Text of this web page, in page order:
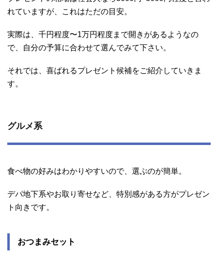
れていますが、これはただの目安。
実際は、千円程度〜1万円程度まで開きがあるようなの
で、自分の予算に合わせて選んでみて下さい。
それでは、喜ばれるプレゼント候補をご紹介していきま
す。
グルメ系
食べ物の好みはわかりやすいので、選ぶのが簡単。
デパ地下系やお取り寄せなど、特別感がある方がプレゼン
ト向きです。
おつまみセット